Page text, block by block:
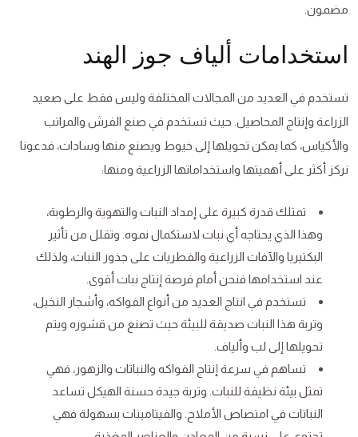
مضمون.
استخدامات ألياف جوز الهند
تستخدم في العديد من المجالات المختلفة وليس فقط على صعيد
الزراعة وإنتاج المحاصيل. حيث تستخدم في صنع الفرش والمراتب
والأكياس، كما يمكن تحويلها إلى خيوط ويصنع منها وسادات، فدعونا
نركز أكثر على أهميتها واستخداماتها الزراعية ومنها:
تمتلك قدرة كبيرة على إمداد النبات والتهوية والرطوبة،
وهذا الذي يحتاجه أي نبات لاستكمال نموه. وتقلل من تأثير
البكتيريا والآفات الزراعية والفطريات على جذور النبات، ولذلك
عند استخدامها فنحن أمام فرصة إنتاج نبات أقوى.
تستخدم في انتاج العديد من أنواع الفواكه، وأشجار النخيل،
وتربة هذا النبات صديقة للبيئة حيث تصنع من قشوره ويتم
تحويلها إلى لب وألياف.
تساهم في سرعة إنتاج الفواكه والنباتات والزهور، فهي
تمثل بيئة نظيفة للنبات. وتربة جيدة حسنة الهيكل تساعد
النباتات في امتصاص الأملاح. والفيتامينات بسهولة فهي